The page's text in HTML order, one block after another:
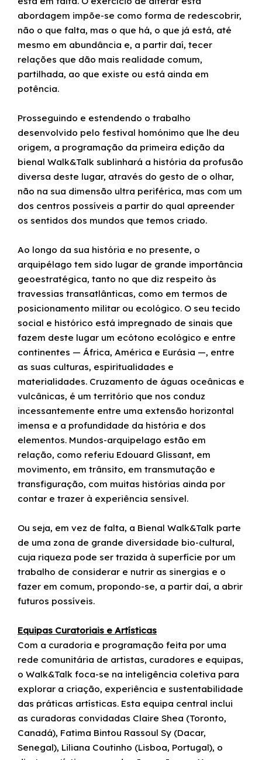
abordagem impõe-se como forma de redescobrir,
não o que falta, mas o que há, o que já está, até
mesmo em abundância e, a partir daí, tecer
relações que dão mais realidade comum,
partilhada, ao que existe ou está ainda em
potência.
Prosseguindo e estendendo o trabalho
desenvolvido pelo festival homónimo que lhe deu
origem, a programação da primeira edição da
bienal Walk&Talk sublinhará a história da profusão
diversa deste lugar, através do gesto de o olhar,
não na sua dimensão ultra periférica, mas com um
dos centros possíveis a partir do qual apreender
os sentidos dos mundos que temos criado.
Ao longo da sua história e no presente, o
arquipélago tem sido lugar de grande importância
geoestratégica, tanto no que diz respeito às
travessias transatlânticas, como em termos de
posicionamento militar ou ecológico. O seu tecido
social e histórico está impregnado de sinais que
fazem deste lugar um ecótono ecológico e entre
continentes — África, América e Eurásia —, entre
as suas culturas, espiritualidades e
materialidades. Cruzamento de águas oceânicas e
vulcânicas, é um território que nos conduz
incessantemente entre uma extensão horizontal
imensa e a profundidade da história e dos
elementos. Mundos-arquipelago estão em
relação, como referiu Edouard Glissant, em
movimento, em trânsito, em transmutação e
transfiguração, com muitas histórias ainda por
contar e trazer à experiência sensível.
Ou seja, em vez de falta, a Bienal Walk&Talk parte
de uma zona de grande diversidade bio-cultural,
cuja riqueza pode ser trazida à superfície por um
trabalho de considerar e nutrir as sinergias e o
fazer em comum, propondo-se, a partir daí, a abrir
futuros possíveis.
Equipas Curatoriais e Artísticas
Com a curadoria e programação feita por uma
rede comunitária de artistas, curadores e equipas,
o Walk&Talk foca-se na inteligência coletiva para
explorar a criação, experiência e sustentabilidade
das práticas artísticas. Esta equipa central inclui
as curadoras convidadas Claire Shea (Toronto,
Canadá), Fatima Bintou Rassoul Sy (Dacar,
Senegal), Liliana Coutinho (Lisboa, Portugal), o